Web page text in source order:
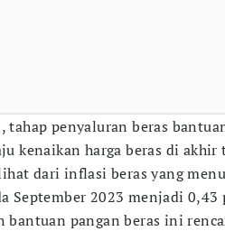
tahap penyaluran beras
kenaikan harga beras di
dari inflasi beras yang
September 2023 menjadi 0,43
bantuan pangan beras ini